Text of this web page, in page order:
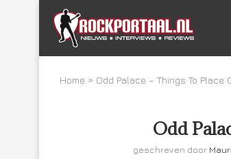
Home » Odd Palace – Things To Place
Odd
geschreven door